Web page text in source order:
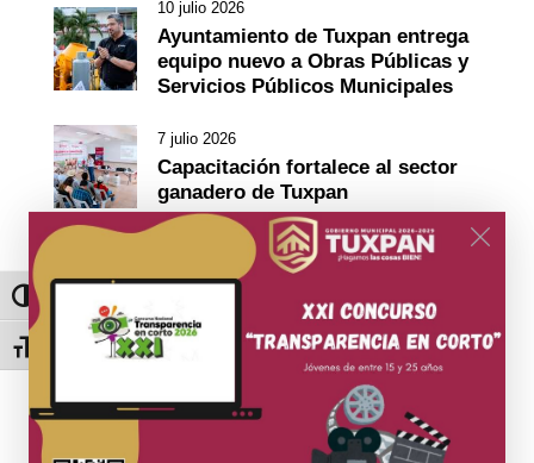
Toggle High Contrast
Toggle Font size
10 julio 2026
Ayuntamiento de Tuxpan entrega
equipo nuevo a Obras Públicas y
Servicios Públicos Municipales
7 julio 2026
Capacitación fortalece al sector
ganadero de Tuxpan
Gobierno Municipal devuelve la
vida a la Plaza Cívica con
transmisiones de la Selección
Mexicana
Se celebra la graduación de la
generación 2023-2026 de los CAIC